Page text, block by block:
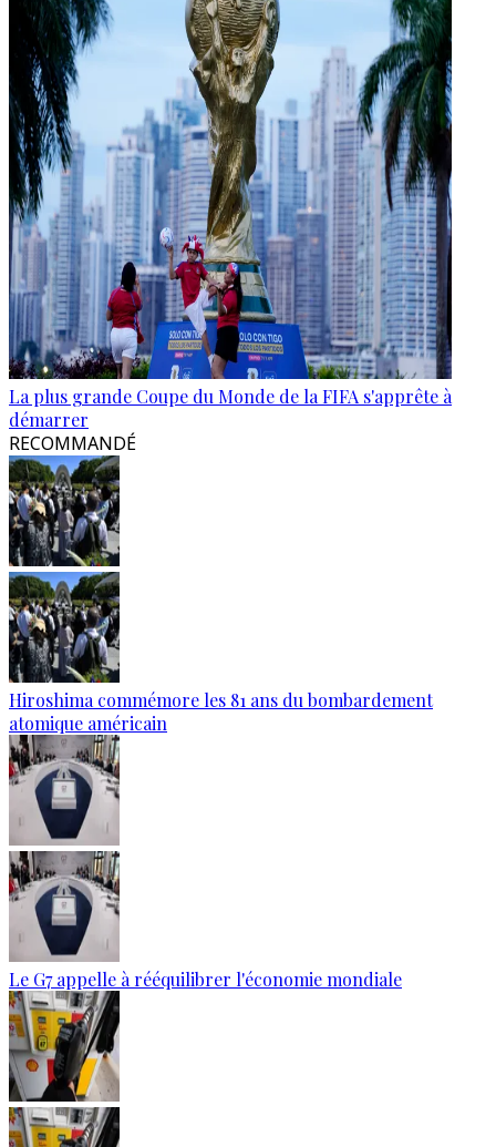
La plus grande Coupe du Monde de la FIFA s'apprête à
démarrer
RECOMMANDÉ
Hiroshima commémore les 81 ans du bombardement
atomique américain
Le G7 appelle à rééquilibrer l'économie mondiale